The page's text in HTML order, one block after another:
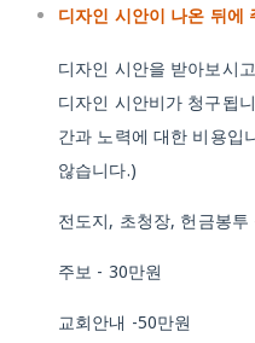
디자인 시안이 나온 뒤에
디자인 시안을 받아보시
디자인 시안비가 청구됩
간과 노력에 대한 비용입
않습니다.)
전도지, 초청장, 헌금봉투
주보 - 30만원
교회안내 -50만원